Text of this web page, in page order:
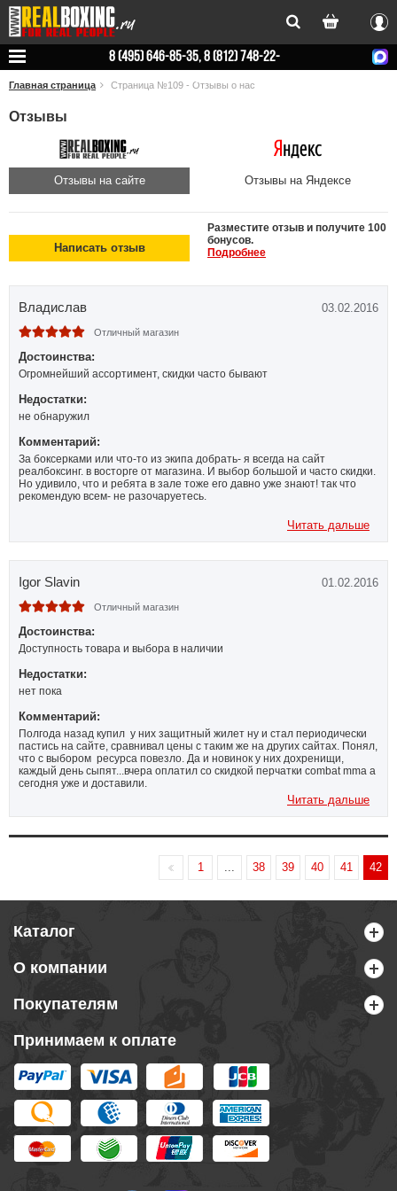
Вход
8 (495) 646-85-35, 8 (812) 748-22-
78
Главная страница Страница №109 - Отзывы о нас
Отзывы
Отзывы на сайте Отзывы на Яндексе
Написать отзыв
Разместите отзыв и получите 100
бонусов.
Подробнее
Владислав 03.02.2016
Отличный магазин
Достоинства:
Огромнейший ассортимент, скидки часто бывают
Недостатки:
не обнаружил
Комментарий:
За боксерками или что-то из экипа добрать- я всегда на сайт
реалбоксинг. в восторге от магазина. И выбор большой и часто скидки.
Но удивило, что и ребята в зале тоже его давно уже знают! так что
рекомендую всем- не разочаруетесь.
Читать дальше
Igor Slavin 01.02.2016
Отличный магазин
Достоинства:
Доступность товара и выбора в наличии
Недостатки:
нет пока
Комментарий:
Полгода назад купил у них защитный жилет ну и стал периодически
пастись на сайте, сравнивал цены с таким же на других сайтах. Понял,
что с выбором ресурса повезло. Да и новинок у них дохренищи,
каждый день сыпят...вчера оплатил со скидкой перчатки combat mma а
сегодня уже и доставили.
Читать дальше
1 38 39 40 41 42
Каталог
О компании
Покупателям
Принимаем к оплате